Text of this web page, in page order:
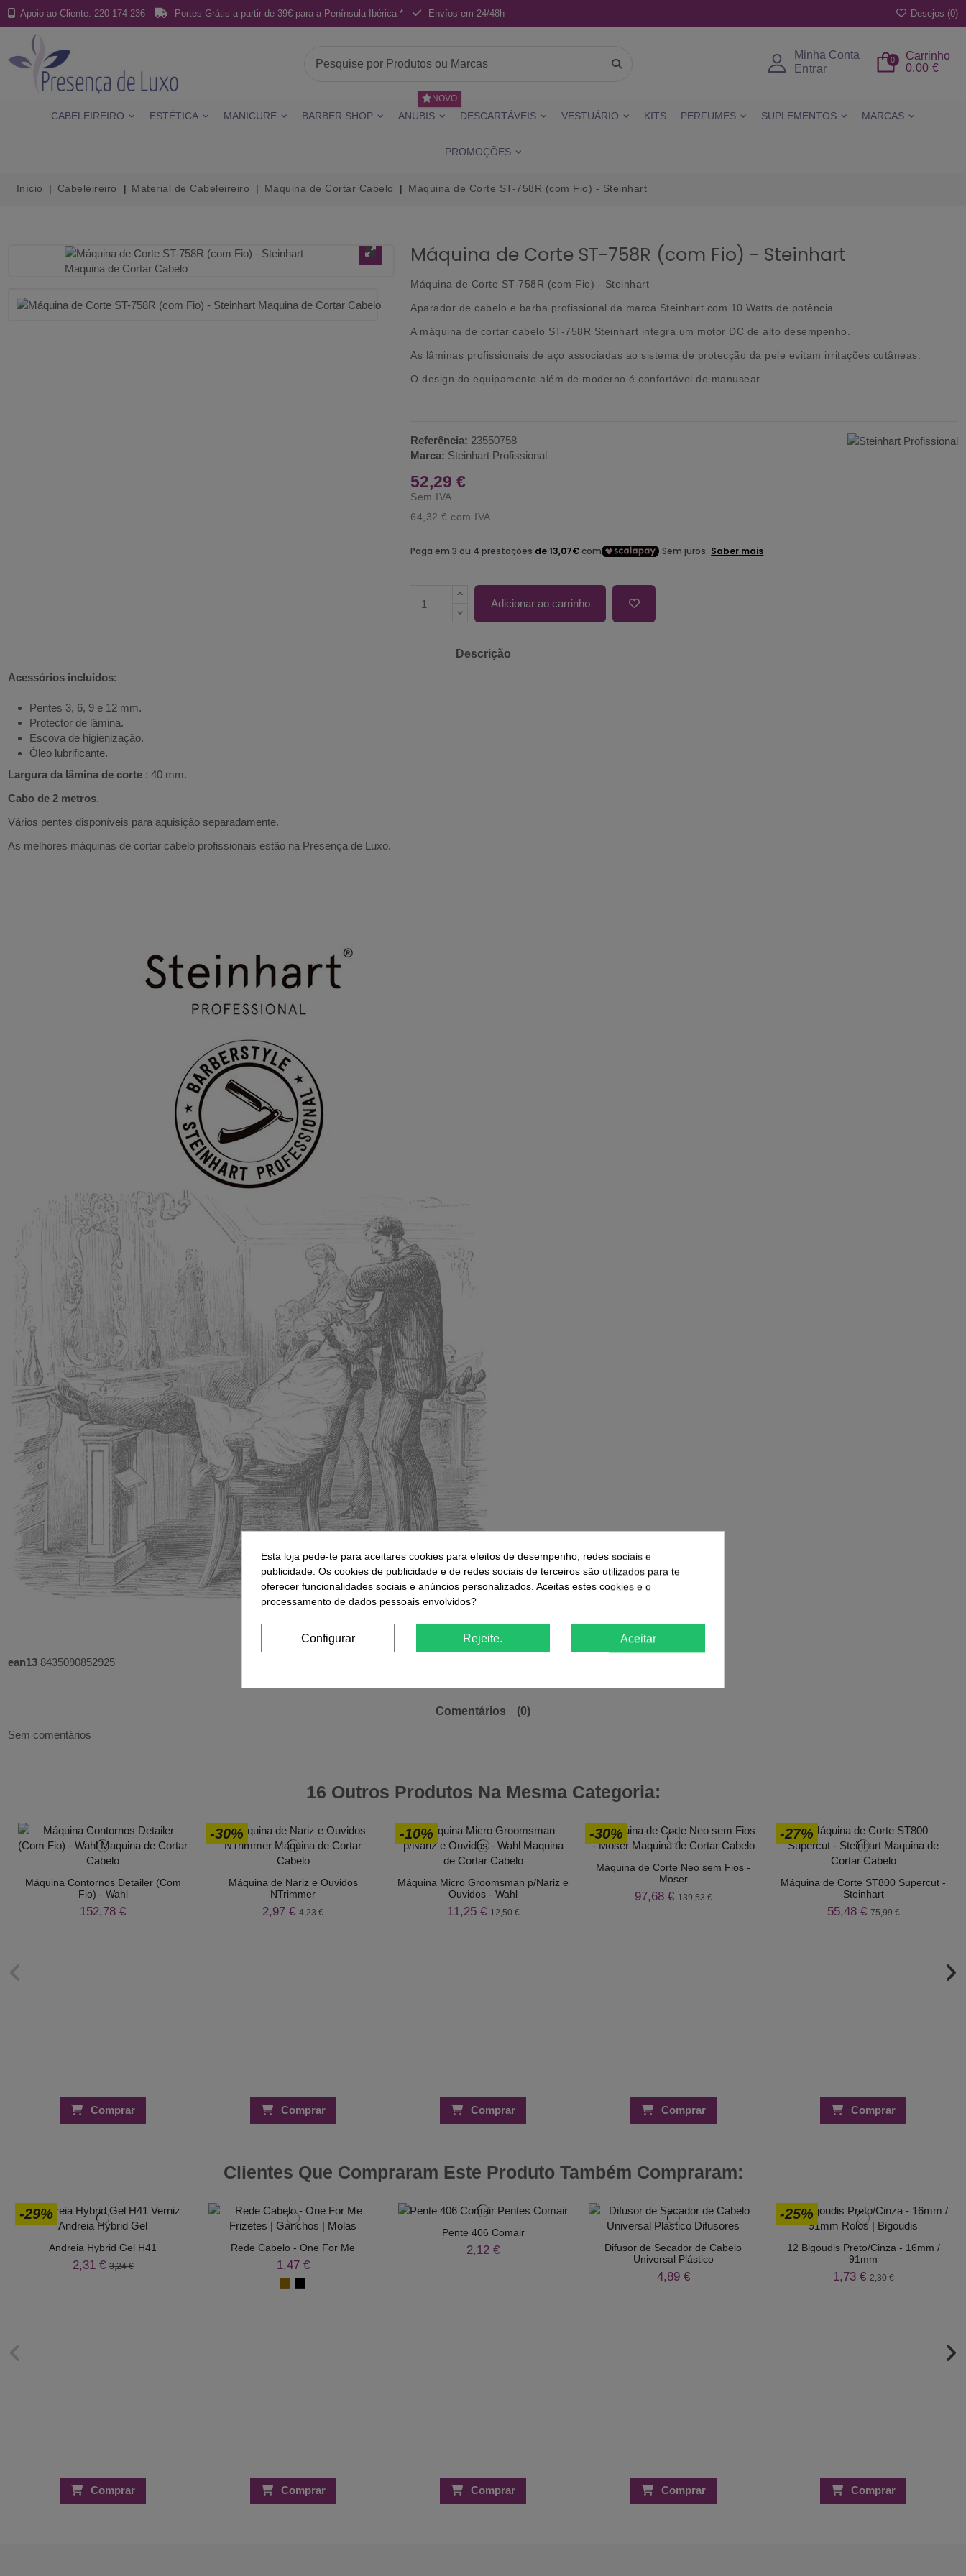
Apoio ao Cliente: 220 174 236 Portes Grátis a partir de 39€ para a Península Ibérica * Envíos em 24/48h Desejos (0)
Minha Conta
Entrar
Carrinho
0
0.00 €
CABELEIREIRO ESTÉTICA MANICURE BARBER SHOP ANUBIS
NOVO
DESCARTÁVEIS VESTUÁRIO KITS PERFUMES SUPLEMENTOS MARCAS
PROMOÇÕES
Início Cabeleireiro Material de Cabeleireiro Maquina de Cortar Cabelo Máquina de Corte ST-758R (com Fio) - Steinhart
Máquina de Corte ST-758R (com Fio) - Steinhart
Máquina de Corte ST-758R (com Fio) - Steinhart
Aparador de cabelo e barba profissional da marca Steinhart com 10 Watts de potência
A máquina de cortar cabelo ST-758R Steinhart integra um motor DC de alto desempenho
As lâminas profissionais de aço associadas ao sistema de protecção da pele evitam irritações cutâneas.
O design doequipamento além de moderno éconfortável de manusear
Referência: 23550758
Marca: Steinhart Profissional
52,29 €
Sem IVA
64,32 € com IVA
Adicionar ao carrinho
Descrição
Acessórios incluídos:
Pentes 3, 6, 9 e 12 mm.
Protector de lâmina.
Escova de higienização.
Óleo lubrificante.
Largura da lâmina de corte : 40 mm.
Cabo de 2 metros.
Vários pentes disponíveis para aquisição separadamente.
As melhores máquinas de cortar cabelo profissionais estão na Presença de Luxo.
Dados do produto
ean13 8435090852925
Comentários
(0)
Sem comentários
16 Outros Produtos Na Mesma Categoria:
Máquina Contornos Detailer (Com
Fio) - Wahl
152,78 €
Comprar
-30%
Máquina de Nariz e Ouvidos
NTrimmer
2,97 €4,23 €
Comprar
-10%
Máquina Micro Groomsman p/Nariz e
Ouvidos - Wahl
11,25 €12,50 €
Comprar
-30%
Máquina de Corte Neo sem Fios -
Moser
97,68 €139,53 €
Comprar
-27%
Máquina de Corte ST800 Supercut -
Steinhart
55,48 €75,99 €
Comprar
Clientes Que Compraram Este Produto Também Compraram:
-29%
Andreia Hybrid Gel H41
2,31 € 3,24 €
Comprar
Rede Cabelo - One For Me
1,47 €
Comprar
Pente 406 Comair
2,12 €
Comprar
Difusor de Secador de Cabelo
Universal Plástico
4,89 €
Comprar
-25%
12 Bigoudis Preto/Cinza - 16mm /
91mm
1,73 €2,30 €
Comprar
Esta loja pede-te para aceitares cookies para efeitos de desempenho, redes sociais e
publicidade. Os cookies de publicidade e de redes sociais de terceiros são utilizados para te
oferecer funcionalidades sociais e anúncios personalizados. Aceitas estes cookies e o
processamento de dados pessoais envolvidos?
Configurar Rejeite. Aceitar